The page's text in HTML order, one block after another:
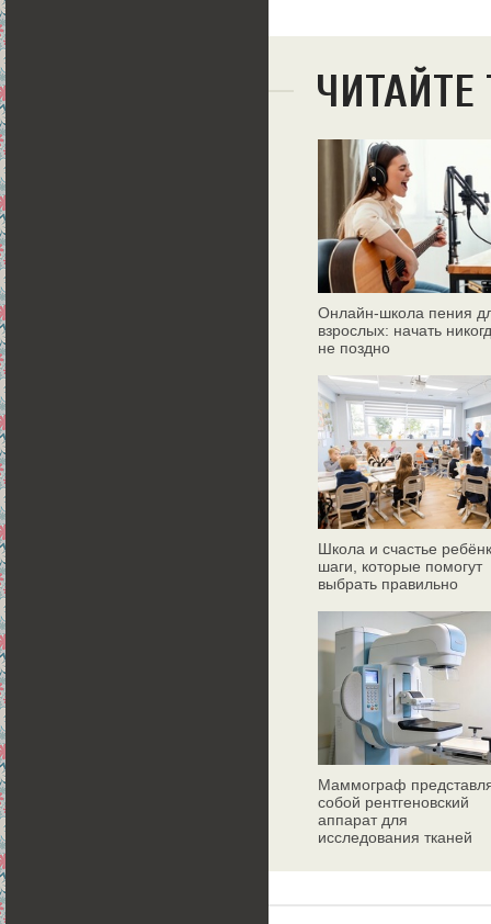
Онлайн‑школа пения
взрослых: начать
не поздно
Школа и счастье
шаги, которые помогут
выбрать правильно
Маммограф
собой рентгеновский
аппарат для
исследования тканей